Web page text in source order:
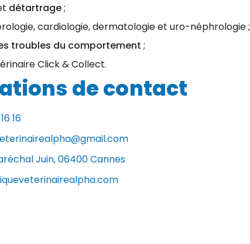
détartrage;
cardiologie, dermatologie et uro-néphrologie ;
troubles du comportement ;
Click & Collect.
de contact
16
Juin, 06400 Cannes